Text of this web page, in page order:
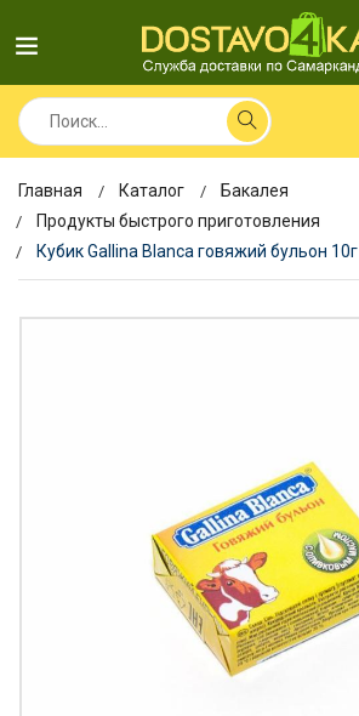
Главная Каталог
Бакалея
Продукты быстрого приготовления
Кубик Gallina Blanca говяжий бульон 10г